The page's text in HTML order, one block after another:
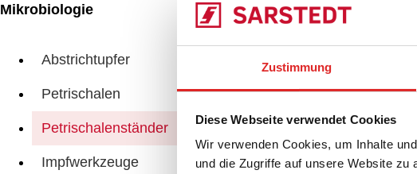
Zustimmung
Diese Webseite verwendet Cookies
Wir verwenden Cookies, um Inhalte
und die Zugriffe auf unsere Website
Mikrobiologie
Abstrichtupfer
Petrischalen
Petrischalenständer
Impfwerkzeuge
Produkte
DishRack